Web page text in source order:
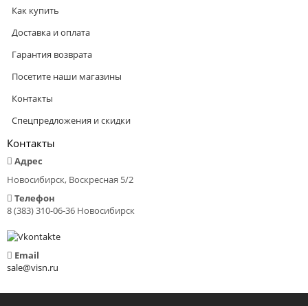
Как купить
Доставка и оплата
Гарантия возврата
Посетите наши магазины
Контакты
Спецпредложения и скидки
Контакты
Адрес
Новосибирск, Воскресная 5/2
Телефон
8 (383) 310-06-36 Новосибирск
Email
sale@visn.ru